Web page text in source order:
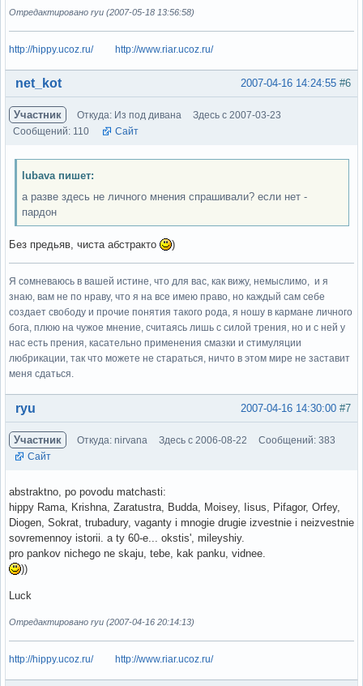
Отредактировано ryu (2007-05-18 13:56:58)
http://hippy.ucoz.ru/ http://www.riar.ucoz.ru/
Вне форума #6
2007-04-16 14:24:55
net_kot
Участник Откуда: Из под дивана
Здесь с 2007-03-23
Сообщений: 110
Сайт
lubava пишет:
а разве здесь не личного мнения спрашивали? если нет -
пардон
Без предьяв, чиста абстракто )
Я сомневаюсь в вашей истине, что для вас, как вижу, немыслимо, и я
знаю, вам не по нраву, что я на все имею право, но каждый сам себе
создает свободу и прочие понятия такого рода, я ношу в кармане личного
бога, плюю на чужое мнение, считаясь лишь с силой трения, но и с ней у
нас есть прения, касательно применения смазки и стимуляции
любрикации, так что можете не стараться, ничто в этом мире не заставит
меня сдаться.
Вне форума #7
2007-04-16 14:30:00
ryu
Участник Откуда: nirvana Здесь с 2006-08-22
Сообщений: 383
Сайт
abstraktno, po povodu matchasti:
hippy Rama, Krishna, Zaratustra, Budda, Moisey, Iisus, Pifagor, Orfey,
Diogen, Sokrat, trubadury, vaganty i mnogie drugie izvestnie i neizvestnie
sovremennoy istorii. a ty 60-e... okstis', mileyshiy.
pro pankov nichego ne skaju, tebe, kak panku, vidnee.
))
Luck
Отредактировано ryu (2007-04-16 20:14:13)
http://hippy.ucoz.ru/ http://www.riar.ucoz.ru/